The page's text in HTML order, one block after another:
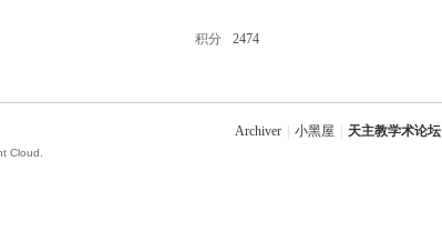
积分 2474
Archiver 小黑屋 天主教学术论坛
Cloud.